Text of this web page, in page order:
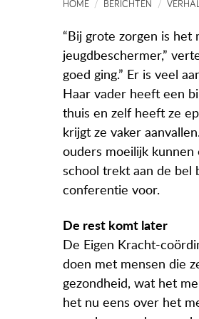
HOME BERICHTEN
“Bij grote zorgen is het
jeugdbeschermer,”
goed ging.” Er is veel
Haar vader heeft een
thuis en zelf heeft ze
krijgt ze vaker
ouders moeilijk kunnen
school trekt aan de bel
conferentie voor.
De rest komt later
De Eigen Kracht-
doen met mensen die
gezondheid, wat het
het nu eens over het